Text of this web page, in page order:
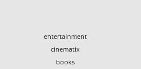
entertainment
cinematix
books